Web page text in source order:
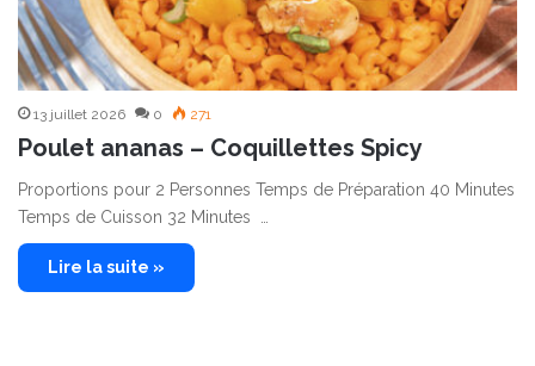
13 juillet 2026 0 271
Poulet ananas – Coquillettes Spicy
Proportions pour 2 Personnes Temps de Préparation 40 Minutes
Temps de Cuisson 32 Minutes …
Lire la suite »